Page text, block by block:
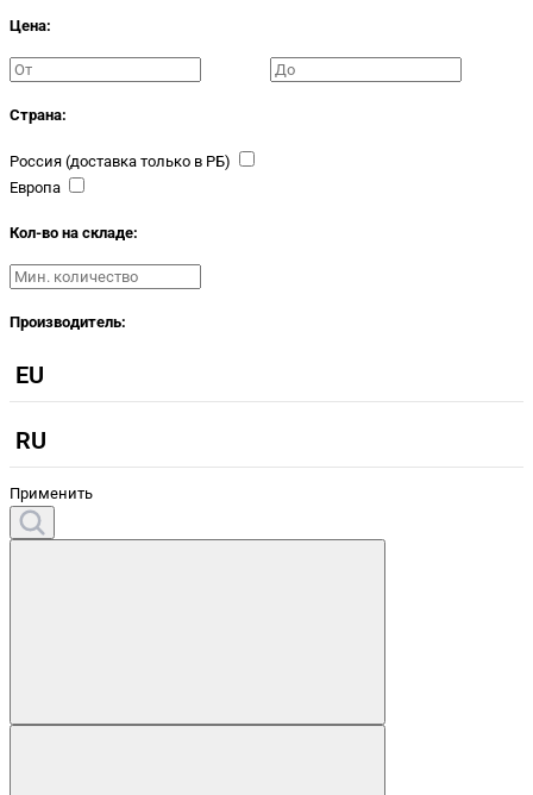
Цена:
Страна:
Россия (доставка только в РБ)
Европа
Кол-во на складе:
Производитель:
EU
RU
Применить